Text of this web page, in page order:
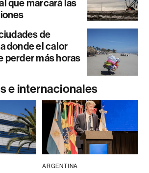
que marcará las
de
donde el calor
perder más horas
e internacionales
ARGENTINA